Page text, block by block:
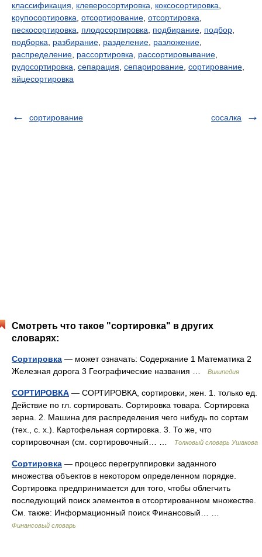
классификация
клеверосортировка коксосортировка
крупосортировка отсортирование отсортировка
пескосортировка
плодосортировка подбирание подбор
подборка
разбирание разделение разложение
распределение рассортировка рассортировывание
рудосортировка сепарация сепарирование сортирование
яйцесортировка
сортирование сосалка
Смотреть что такое "сортировка" в других
словарях:
Сортировка — может означать: Содержание 1 Математика 2
Железная дорога 3 Географические названия …
Википедия
СОРТИРОВКА — СОРТИРОВКА, сортировки, жен. 1. только ед.
Действие по гл. сортировать. Сортировка товара. Сортировка
зерна. 2. Машина для распределения чего нибудь по сортам
(тех., с. х.). Картофельная сортировка. 3. То же, что
сортировочная (см. сортировочный… …
Толковый словарь Ушакова
Сортировка — процесс перегруппировки заданного
множества объектов в некотором определенном порядке.
Сортировка предпринимается для того, чтобы облегчить
последующий поиск элементов в отсортированном множестве.
См. также: Информационный поиск Финансовый… …
Финансовый словарь